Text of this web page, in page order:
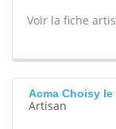
Voir la fiche
Acma Choisy
Artisan